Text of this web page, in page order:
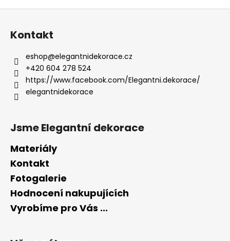
Z
Kontakt
eshop@elegantnidekorace.cz
+420 604 278 524
https://www.facebook.com/Elegantni.dekorace/
elegantnidekorace
Jsme Elegantní dekorace
Materiály
Kontakt
Fotogalerie
Hodnocení nakupujících
Vyrobíme pro Vás ...